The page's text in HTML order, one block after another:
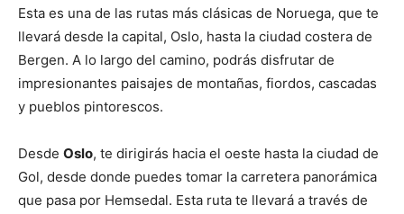
Esta es una de las rutas más clásicas de Noruega, que te
llevará desde la capital, Oslo, hasta la ciudad costera de
Bergen. A lo largo del camino, podrás disfrutar de
impresionantes paisajes de montañas, fiordos, cascadas
y pueblos pintorescos.
Desde Oslo, te dirigirás hacia el oeste hasta la ciudad de
Gol, desde donde puedes tomar la carretera panorámica
que pasa por Hemsedal. Esta ruta te llevará a través de